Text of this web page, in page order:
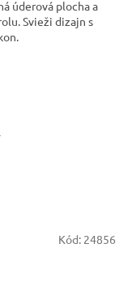
úderová plocha a
Svieži dizajn s
Kód: 24856